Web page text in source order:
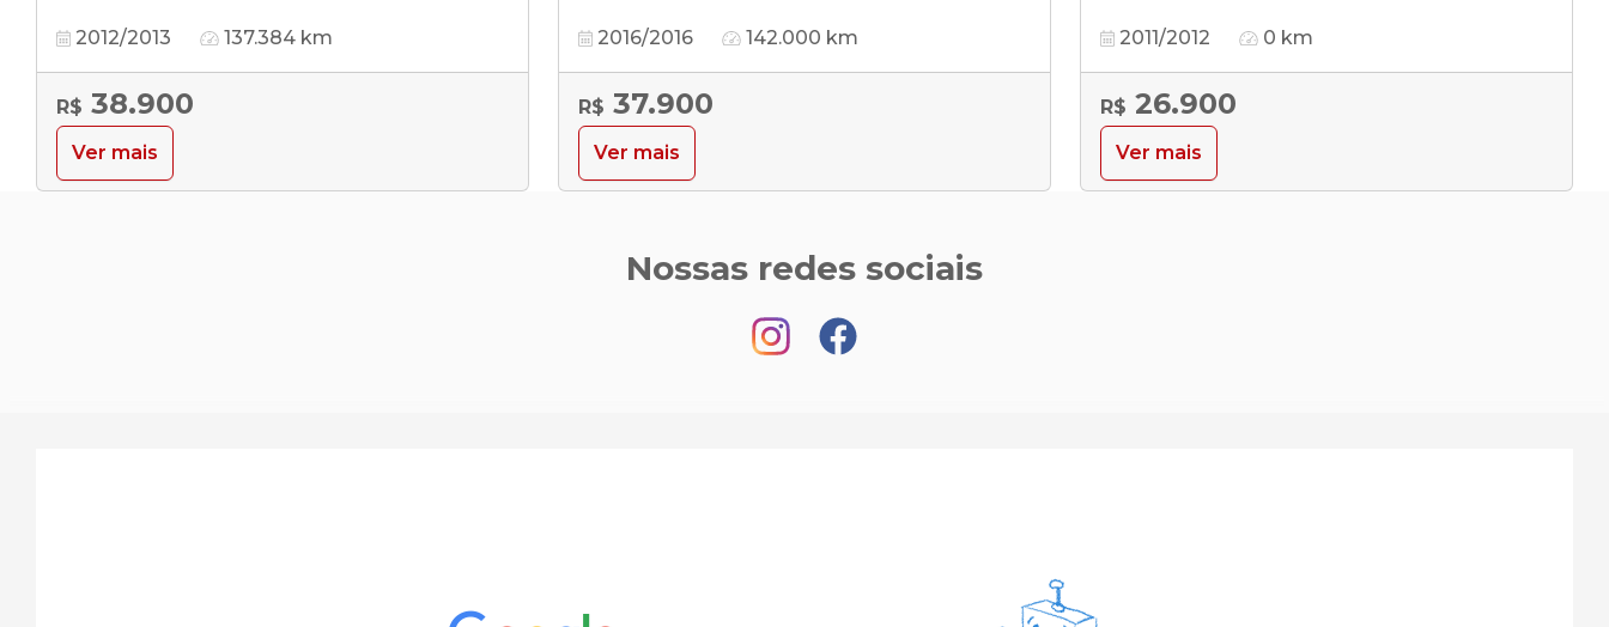
2012/2013 137.384 km
R$ 38.900
Ver mais
2016/2016 142.000 km
R$ 37.900
Ver mais
2011/2012 0 km
R$ 26.900
Ver mais
Nossas redes sociais